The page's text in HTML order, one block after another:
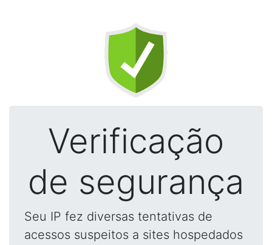
Verificação
de segurança
Seu IP fez diversas tentativas de
acessos suspeitos a sites hospedados